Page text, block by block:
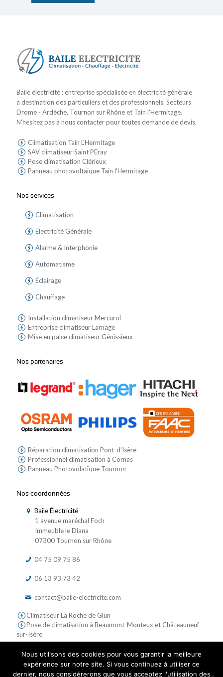
Baile électricité : entreprise spécialisée en électricité générale
à destination des particuliers et des professionnels. Secteurs
Drome - Ardèche, Tournon sur Rhône et Tain l'Hermitage.
N'hesitez pas à nous contacter pour toutes demande de devis.
Climatisation Tain L'Hermitage
SAV climatiseur Saint PEray
Pose climatisation Clérieux
Panneau photovoltaique Tain l'Hermitage
Nos services
Climatisation
Électricité Générale
Alarme & Interphonie
Automatisme
Éclairage
Chauffage
Installation climatiseur Mercurol
Entreprise climatiseur Larnage
Mise en palce climatiseur Génissieux
Nos partenaires
Réparation climatisation Pont-d'Isère
Professionnel climatisation à Cornas
Panneau Photovolatïque Tournon
Nos coordonnées
Baile Électricité
1 avenue maréchal Foch
Immeuble le Diana
07300 Tournon sur Rhône
04 75 09 75 86
06 13 93 73 42
contact@baile-electricite.com
Climatiseur La Roche de Glun
Pose de climatisation à Beaumont-Monteux et Châteauneuf-
sur-Isère
Nous utilisons des cookies pour vous garantir la meilleure
expérience sur notre site. Si vous continuez à utiliser ce
dernier, nous considérerons que vous acceptez l'utilisation des